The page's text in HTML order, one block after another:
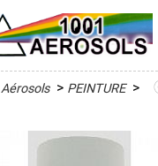
Aérosols> PEINTURE>